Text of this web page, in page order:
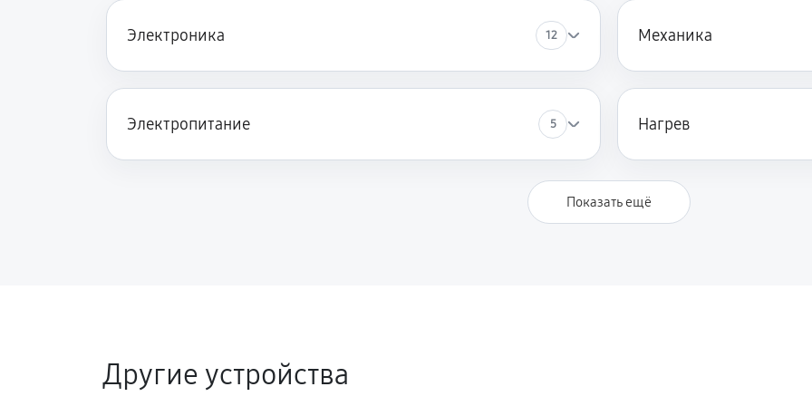
Электроника 12 Механика
Электропитание 5 Нагрев
Показать ещё
Другие устройства